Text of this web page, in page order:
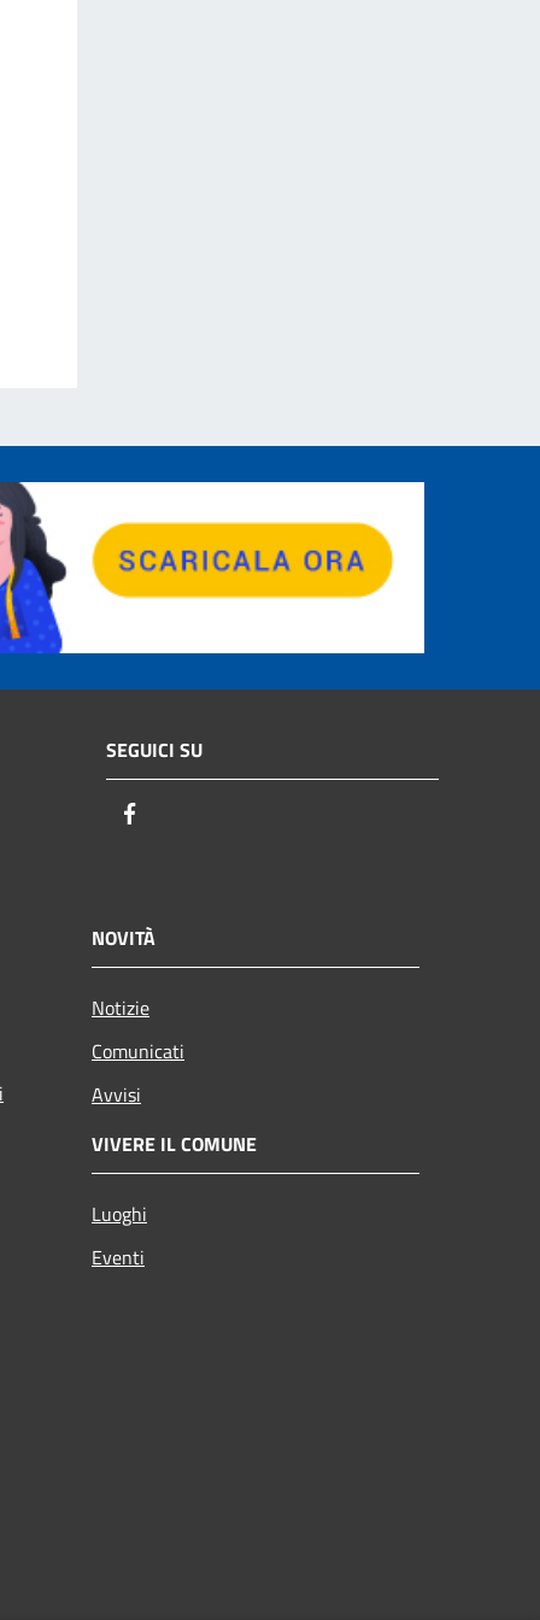
SEGUICI SU
NOVITÀ
Notizie
Comunicati
Avvisi
VIVERE IL COMUNE
Luoghi
Eventi